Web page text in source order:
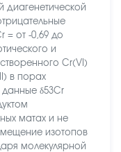
= от -0,69 до
и
Cr(VI)
в порах
δ53Cr
матах и не
изотопов
молекулярной